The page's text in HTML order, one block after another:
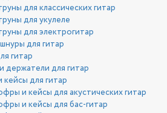
для классических гитар
для укулеле
для электрогитар
для гитар
гитар
держатели для гитар
для гитар
и кейсы для акустических гитар
и кейсы для бас-гитар